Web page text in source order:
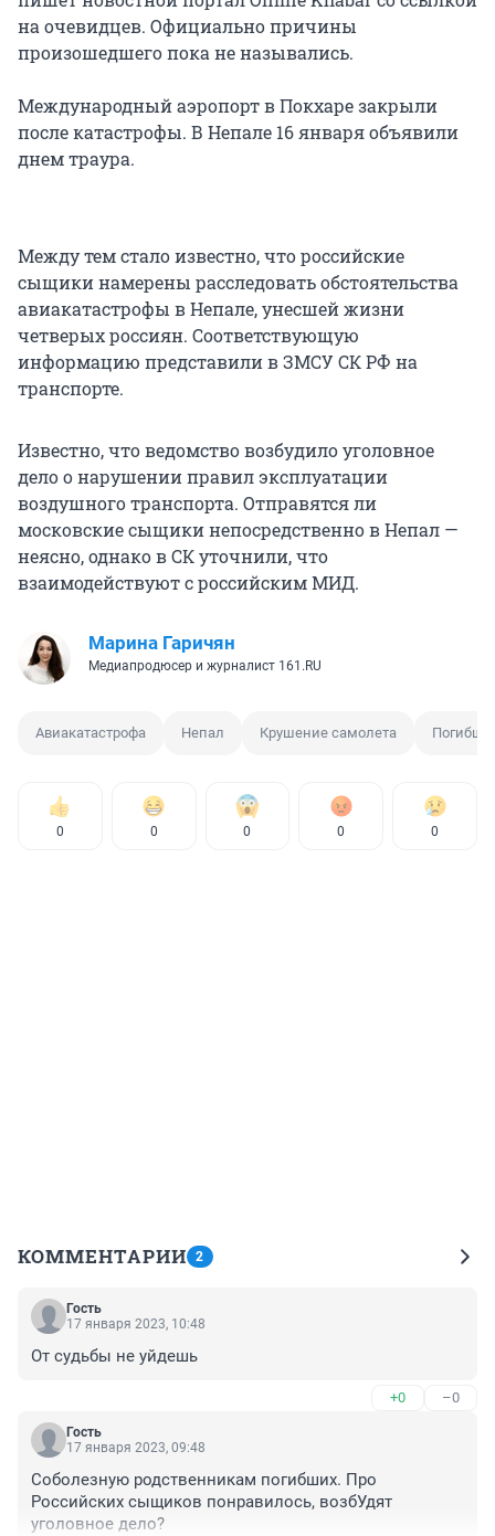
на очевидцев. Официально причины
произошедшего пока не назывались.
Международный аэропорт в Покхаре закрыли
после катастрофы. В Непале 16 января объявили
днем траура.
Между тем стало известно, что российские
сыщики намерены расследовать обстоятельства
авиакатастрофы в Непале, унесшей жизни
четверых россиян. Соответствующую
информацию представили в ЗМСУ СК РФ на
транспорте.
Известно, что ведомство возбудило уголовное
дело о нарушении правил эксплуатации
воздушного транспорта. Отправятся ли
московские сыщики непосредственно в Непал —
неясно, однако в СК уточнили, что
взаимодействуют с российским МИД.
Марина Гаричян
Медиапродюсер и журналист 161.RU
Авиакатастрофа Непал Крушение самолета
0 0 0 0 0
КОММЕНТАРИИ 2
Гость
17 января 2023, 10:48
От судьбы не уйдешь
+0 –0
Гость
17 января 2023, 09:48
Соболезную родственникам погибших. Про
Российских сыщиков понравилось, возбУдят
уголовное дело?